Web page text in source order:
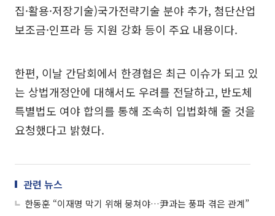
집·활용·저장기술)국가전략기술 분야 추가, 첨단산업
보조금·인프라 등 지원 강화 등이 주요 내용이다.
한편, 이날 간담회에서 한경협은 최근 이슈가 되고 있
는 상법개정안에 대해서도 우려를 전달하고, 반도체
특별법도 여야 합의를 통해 조속히 입법화해 줄 것을
요청했다고 밝혔다.
관련 뉴스
한동훈 “이재명 막기 위해 뭉쳐야…尹과는 풍파 겪은 관계”